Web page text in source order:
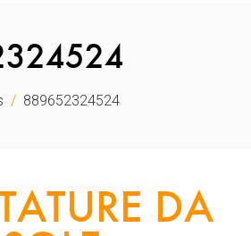
889652324524
DA